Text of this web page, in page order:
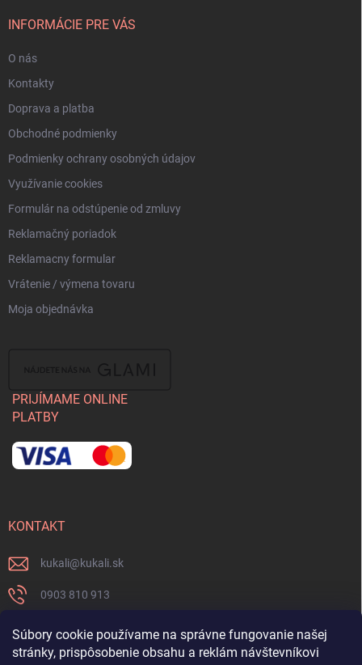
Súbory cookie používame na správne fungovanie našej
stránky, prispôsobenie obsahu a reklám návštevníkovi
INFORMÁCIE PRE VÁS
O nás
Kontakty
Doprava a platba
Obchodné podmienky
Podmienky ochrany osobných údajov
Využívanie cookies
Formulár na odstúpenie od zmluvy
Reklamačný poriadok
Reklamacny formular
Vrátenie / výmena tovaru
Moja objednávka
PRIJÍMAME ONLINE
PLATBY
KONTAKT
kukali@kukali.sk
0903 810 913
0903 810 913
Nenechajte si ujsť novinky a sledujte nás na FB